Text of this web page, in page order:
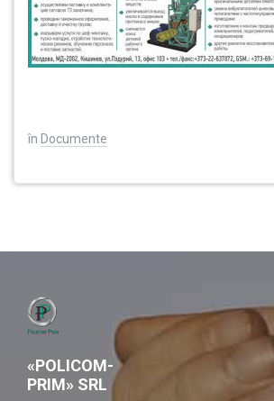
în Documente
«POLICOM-
PRIM» SRL